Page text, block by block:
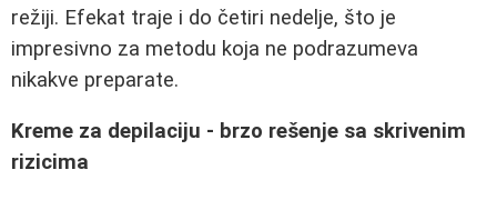
režiji. Efekat traje i do četiri nedelje, što je
impresivno za metodu koja ne podrazumeva
nikakve preparate.
Kreme za depilaciju - brzo rešenje sa skrivenim
rizicima